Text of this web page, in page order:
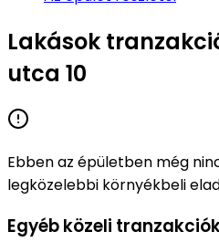
Lakások
utca 10
Ebben az épületben még
legközelebbi környékbeli
Egyéb közeli